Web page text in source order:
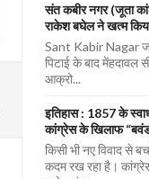
संत कबीर नगर (जूता
राकेश बघेल ने खत्म
Sant Kabir Nagar
पिटाई के बाद
आक्रो...
इतिहास : 1857 के
कांग्रेस के खिलाफ
किसी भी नए विवाद
कदम रख रहा है।